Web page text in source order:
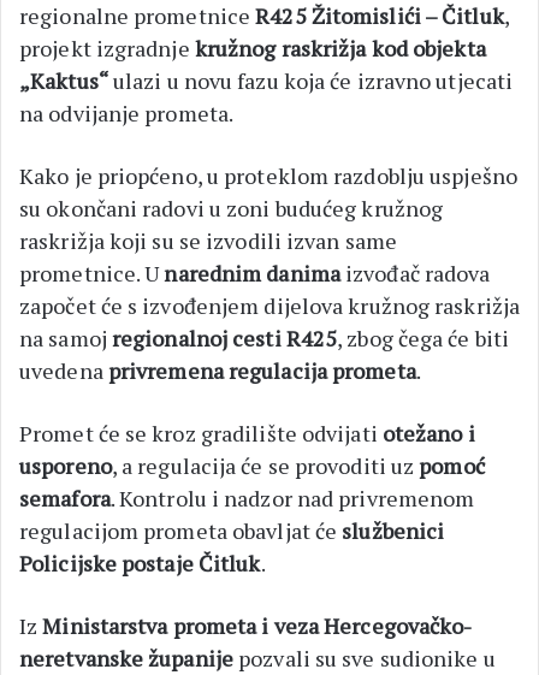
regionalne prometniceR425 Žitomislići – Čitluk,
projekt izgradnje kružnog raskrižja kod objekta
„Kaktus“ulazi u novu fazu koja će izravno utjecati
na odvijanje prometa.
Kako je priopćeno, u proteklom razdoblju uspješno
su okončani radovi u zoni budućeg kružnog
raskrižja koji su se izvodili izvan same
prometnice. Unarednim danimaizvođač radova
započet će s izvođenjem dijelova kružnog raskrižja
na samoj regionalnoj cesti R425, zbog čega će biti
uvedenaprivremena regulacija prometa.
Promet će se kroz gradilište odvijati otežano i
usporeno, a regulacija će se provoditi uzpomoć
semafora. Kontrolu i nadzor nad privremenom
regulacijom prometa obavljat će službenici
Policijske postaje Čitluk.
IzMinistarstva prometa i veza Hercegovačko-
neretvanske županije pozvali su sve sudionike u